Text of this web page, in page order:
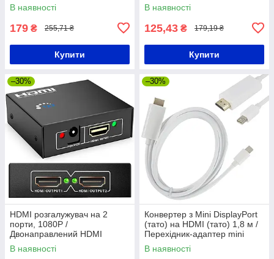
В наявності
179 ₴ 255,71 ₴
Купити
телевізора / Мультимедійний
кабель для монітора
В наявності
125,43 ₴ 179,19 ₴
Купити
–30%
HDMI розгалужувач на 2
порти, 1080P /
Двонаправлений HDMI
спліттер / Активний HDMI
комутатор
В наявності
–30%
Конвертер з Mini DisplayPort
(тато) на HDMI (тато) 1,8 м /
Перехідник-адаптер mini
DisplayPort - HDMI
В наявності